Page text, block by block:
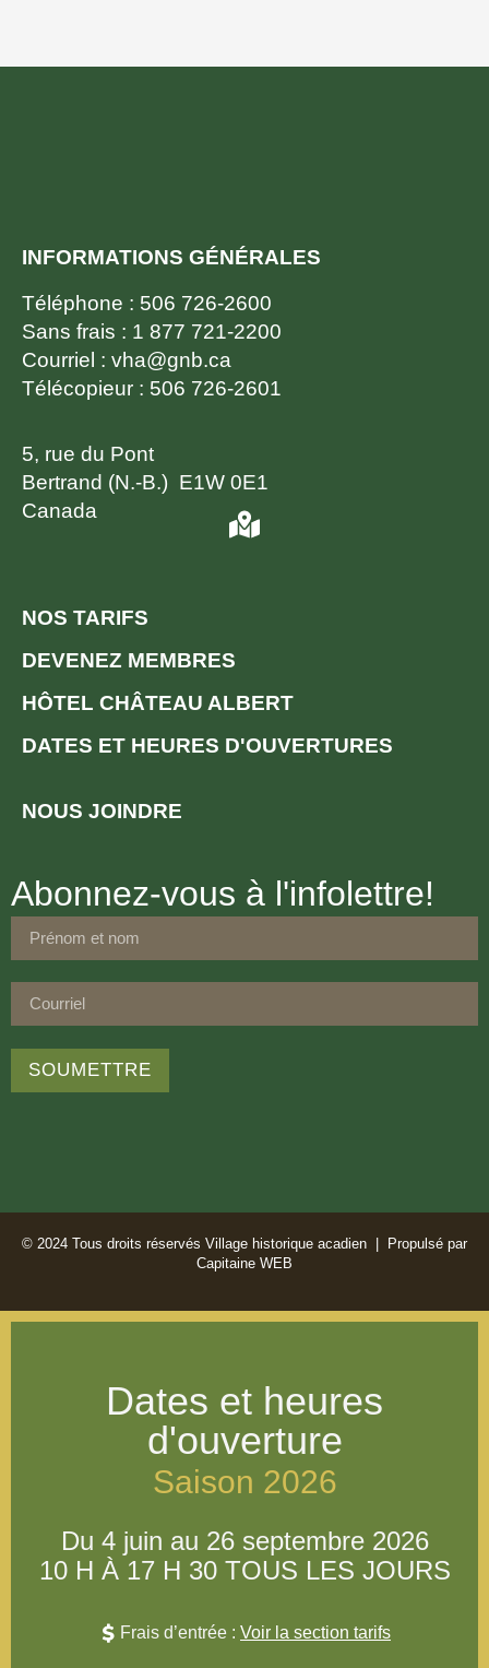
Abonnez-vous à l'infolettre!
SOUMETTRE
INFORMATIONS GÉNÉRALES
Téléphone : 506 726-2600
Sans frais : 1 877 721-2200
Courriel : vha@gnb.ca
Télécopieur : 506 726-2601
5, rue du Pont
Bertrand (N.-B.) E1W 0E1
Canada
NOS TARIFS
DEVENEZ MEMBRES
HÔTEL CHÂTEAU ALBERT
DATES ET HEURES D'OUVERTURES
NOUS JOINDRE
© 2024 Tous droits réservés Village historique acadien | Propulsé par
Capitaine WEB
Dates et heures
d'ouverture
Saison 2026
Du 4 juin au 26 septembre 2026
10 H À 17 H 30 TOUS LES JOURS
Frais d’entrée : Voir la section tarifs